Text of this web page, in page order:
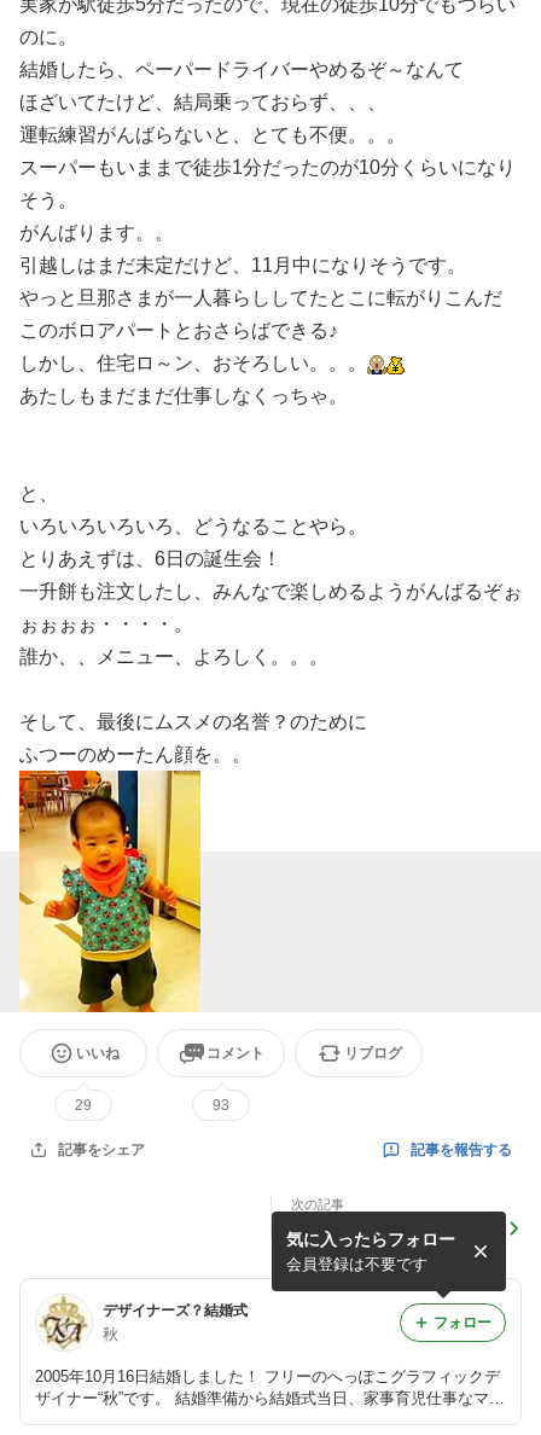
実家が駅徒歩5分だったので、現在の徒歩10分でもつらい
のに。
結婚したら、ペーパードライバーやめるぞ～なんて
ほざいてたけど、結局乗っておらず、、、
運転練習がんばらないと、とても不便。。。
スーパーもいままで徒歩1分だったのが10分くらいになり
そう。
がんばります。。
引越しはまだ未定だけど、11月中になりそうです。
やっと旦那さまが一人暮らししてたとこに転がりこんだ
このボロアパートとおさらばできる♪
しかし、住宅ロ～ン、おそろしい。。。
あたしもまだまだ仕事しなくっちゃ。
と、
いろいろいろいろ、どうなることやら。
とりあえずは、6日の誕生会！
一升餅も注文したし、みんなで楽しめるようがんばるぞぉ
ぉぉぉぉ・・・・。
誰か、、メニュー、よろしく。。。
そして、最後にムスメの名誉？のために
ふつーのめーたん顔を。。
いいね
29
コメント
93
リブログ
記事をシェア 記事を報告する
次の記事
デザイナーズ？結婚式
秋
2005年10月16日結婚しました！ フリーのへっぽこグラフィックデ
ザイナー“秋”です。 結婚準備から結婚式当日、家事育児仕事なマイ
ニチ、 プレ花嫁さんのお手伝いなど綴ってマス。 2006年10月6日
気に入ったらフォロー
会員登録は不要です
フォロー